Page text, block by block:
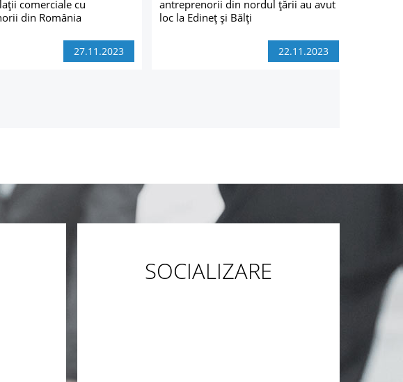
27.11.2023
comerciale cu
din România
22.11.2023
antreprenorii din nordul țării au avut
loc la Edineț și Bălți
SOCIALIZARE